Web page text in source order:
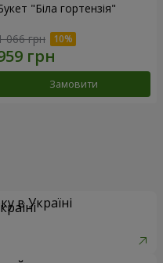
"Біла гортензія"
066 грн
Замовити
в Україні